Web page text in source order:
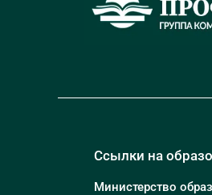
Ссылки на
Министерство